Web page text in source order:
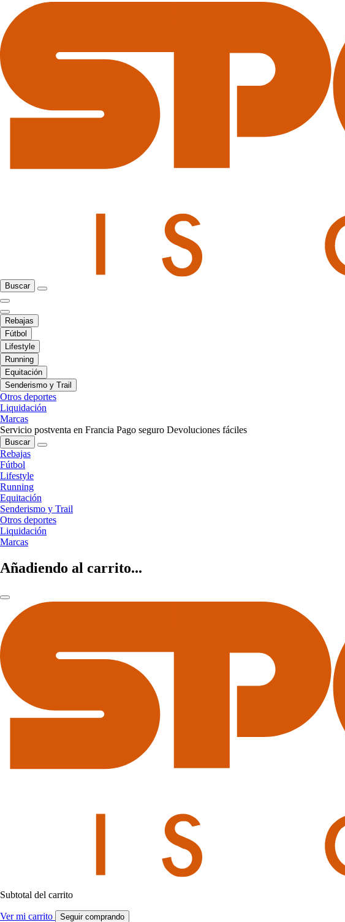
Buscar
Rebajas
Fútbol
Lifestyle
Running
Equitación
Senderismo y Trail
Otros deportes
Liquidación
Marcas
Servicio postventa en Francia Pago seguro Devoluciones fáciles
Buscar
Rebajas
Fútbol
Lifestyle
Running
Equitación
Senderismo y Trail
Otros deportes
Liquidación
Marcas
Añadiendo al carrito...
Subtotal del carrito
Ver mi carrito Seguir comprando